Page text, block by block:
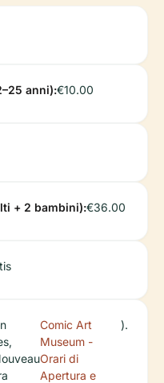
anni):€10.00
+ 2 bambini):€36.00
Comic Art
Museum -
Orari di
Apertura e
).